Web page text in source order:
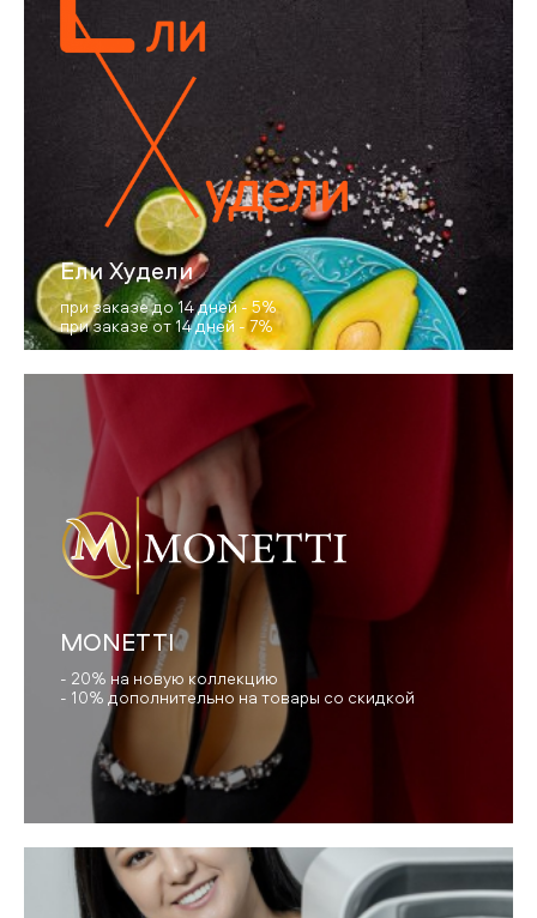
Ели Худели
при заказе до 14 дней - 5%
при заказе от 14 дней - 7%
MONETTI
- 20% на новую коллекцию
- 10% дополнительно на товары со скидкой